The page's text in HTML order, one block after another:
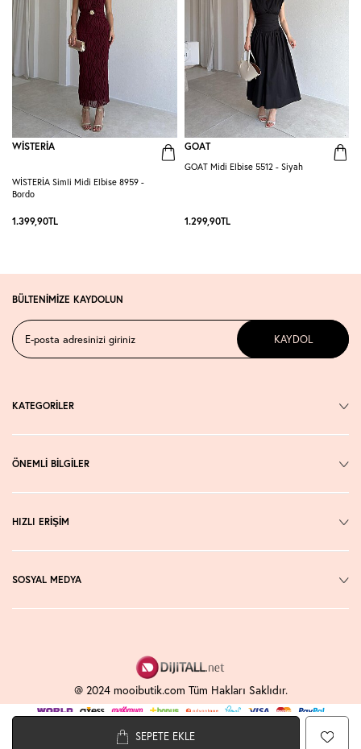
SEPETE EKLE
WİSTERİA
WİSTERİA Simli Midi Elbise 8959 -
Bordo
1.399,90TL
GOAT
GOAT Midi Elbise 5512 - Siyah
1.299,90TL
BÜLTENİMİZE KAYDOLUN
KAYDOL
KATEGORİLER
ÖNEMLİ BİLGİLER
HIZLI ERİŞİM
SOSYAL MEDYA
@ 2024 mooibutik.com Tüm Hakları Saklıdır.
-SoftE-Ticaret